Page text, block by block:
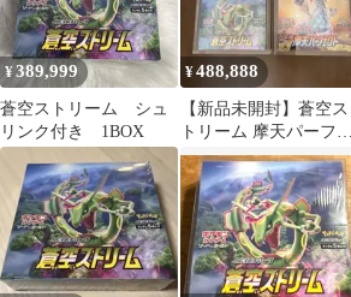
¥389,999
蒼空ストリーム シュ
リンク付き 1BOX
¥488,888
【新品未開封】蒼空ス
トリーム 摩天パーフェ
クトBOXシュリンク付
きプロモ2種付き